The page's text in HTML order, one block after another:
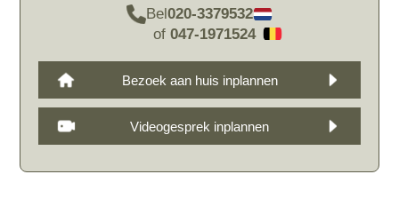
Bel020-3379532
of 047-1971524
Bezoek aan huis inplannen
Videogesprek inplannen